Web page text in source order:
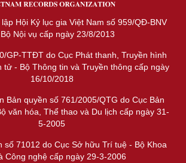
Hội Kỷ lục gia Việt Nam số 959/QĐ-BNV
Nội vụ cấp ngày 23/8/2013
GP-TTĐT do Cục Phát thanh, Truyền hình
tử - Bộ Thông tin và Truyền thông cấp ngày
16/10/2018
Bản quyền số 761/2005/QTG do Cục Bản
văn hóa, Thể thao và Du lịch cấp ngày 31-
5-2005
số 71012 do Cục Sở hữu Trí tuệ - Bộ Khoa
Công nghệ cấp ngày 29-3-2006